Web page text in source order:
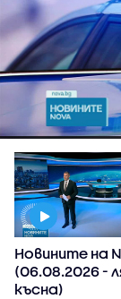
Новините на
(06.08.2026 -
късна)